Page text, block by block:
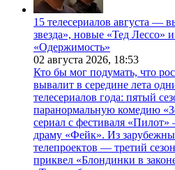
15 телесериалов августа —
звезда», новые «Тед Лессо»
«Одержимость»
02 августа 2026, 18:53
Кто бы мог подумать, что
вывалит в середине лета
телесериалов года: пятый
паранормальную комедию
сериал с фестиваля
драму «Фейк». Из
телепроектов — третий
приквел «Блондинки в